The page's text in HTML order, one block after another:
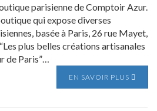
parisienne de Comptoir Azur.
qui expose diverses
basée à Paris, 26 rue Mayet,
plus belles créations artisanales
de Paris”…
EN SAVOIR PLUS